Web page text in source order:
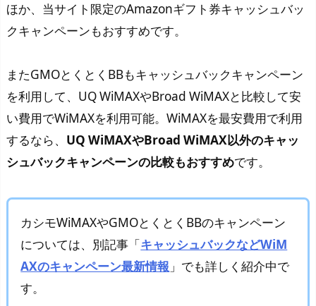
ほか、当サイト限定のAmazonギフト券キャッシュバッ
クキャンペーンもおすすめです。
またGMOとくとくBBもキャッシュバックキャンペーン
を利用して、UQ WiMAXやBroad WiMAXと比較して安
い費用でWiMAXを利用可能。WiMAXを最安費用で利用
するなら、 UQ WiMAXやBroad WiMAX以外のキャッ
シュバックキャンペーンの比較もおすすめです。
カシモWiMAXやGMOとくとくBBのキャンペーン
については、別記事「キャッシュバックなどWiM
AXのキャンペーン最新情報 」でも詳しく紹介中で
す。